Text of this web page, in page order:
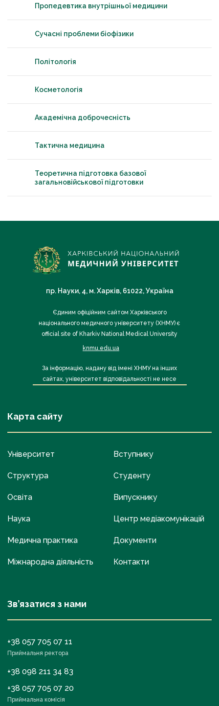
Пропедевтика внутрішньої медицини
Сучасні проблеми біофізики
Політологія
Косметологія
Академічна доброчесність
Тактична медицина
Теоретична підготовка базової
загальновійськової підготовки
пр. Науки, 4, м. Харків, 61022, Україна
Єдиним офіційним сайтом Харківського
національного медичного університету (ХНМУ) є
official site of Kharkiv National Medical University
knmu.edu.ua
За інформацію, надану від імені ХНМУ на інших
сайтах, університет відповідальності не несе
Карта сайту
Університет
Структура
Освіта
Наука
Медична практика
Міжнародна діяльність
Вступнику
Студенту
Випускнику
Центр медіакомунікацій
Документи
Контакти
Зв’язатися з нами
+38 057 705 07 11
Приймальня ректора
+38 098 211 34 83
+38 057 705 07 20
Приймальна комісія